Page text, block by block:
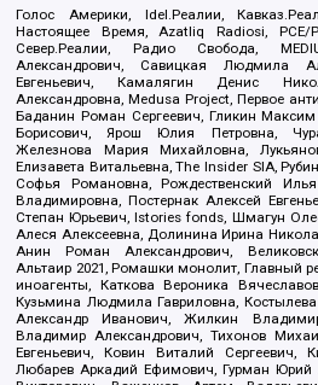
Голос Америки, Idel.Реалии,
Настоящее Время, Azatliq Radiosi, PCE/
Север.Реалии, Радио Свобода,
Александрович, Савицкая Людмила
Евгеньевич, Камалягин Денис
Александровна, Medusa Project, Первое
Баданин Роман Сергеевич, Гликин
Борисович, Ярош Юлия Петровна,
Железнова Мария Михайловна,
Елизавета Витальевна, The Insider SIA,
Софья Романовна, Рождественский
Владимировна, Постернак Алексей
Степан Юрьевич, Istories fonds, Шмагун
Алеся Алексеевна, Долинина Ирина
Анин Роман Александрович,
Альтаир 2021, Ромашки монолит, Главный
иноагенты, Каткова Вероника
Кузьмина Людмила Гавриловна,
Александр Иванович, Жилкин
Владимир Александрович, Тихонов
Евгеньевич, Ковин Виталий Сергеевич,
Любарев Аркадий Ефимович, Гурман Юрий